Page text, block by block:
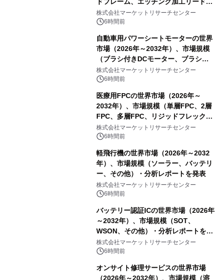
ドフレーム、エッチング加工リードフ
レーム）・分析レポートを発表
株式会社マーケットリサーチセンター
6時間前
自動車用パワーシートモーターの世界
市場（2026年～2032年）、市場規模
（ブラシ付きDCモーター、ブラシレ
スDCモーター）・分析レポートを発
表
株式会社マーケットリサーチセンター
6時間前
医療用FPCの世界市場（2026年～
2032年）、市場規模（単層FPC、2層
FPC、多層FPC、リジッドフレックス
PCB）・分析レポートを発表
株式会社マーケットリサーチセンター
6時間前
軽飛行機の世界市場（2026年～2032
年）、市場規模（ソーラー、バッテリ
ー、その他）・分析レポートを発表
株式会社マーケットリサーチセンター
6時間前
バッテリー認証ICの世界市場（2026年
～2032年）、市場規模（SOT、
WSON、その他）・分析レポートを発
表
株式会社マーケットリサーチセンター
6時間前
オンサイト修理サービスの世界市場
（2026年～2032年）、市場規模（溶